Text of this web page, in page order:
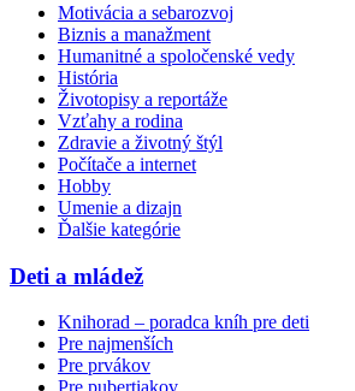
Motivácia a sebarozvoj
Biznis a manažment
Humanitné a spoločenské vedy
História
Životopisy a reportáže
Vzťahy a rodina
Zdravie a životný štýl
Počítače a internet
Hobby
Umenie a dizajn
Ďalšie kategórie
Deti a mládež
Knihorad – poradca kníh pre deti
Pre najmenších
Pre prvákov